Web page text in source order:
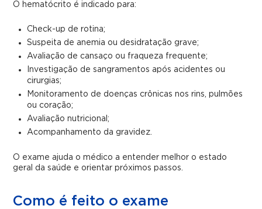
O hematócrito é indicado para:
Check-up de rotina;
Suspeita de anemia ou desidratação grave;
Avaliação de cansaço ou fraqueza frequente;
Investigação de sangramentos após acidentes ou
cirurgias;
Monitoramento de doenças crônicas nos rins, pulmões
ou coração;
Avaliação nutricional;
Acompanhamento da gravidez.
O exame ajuda o médico a entender melhor o estado
geral da saúde e orientar próximos passos.
Como é feito o exame